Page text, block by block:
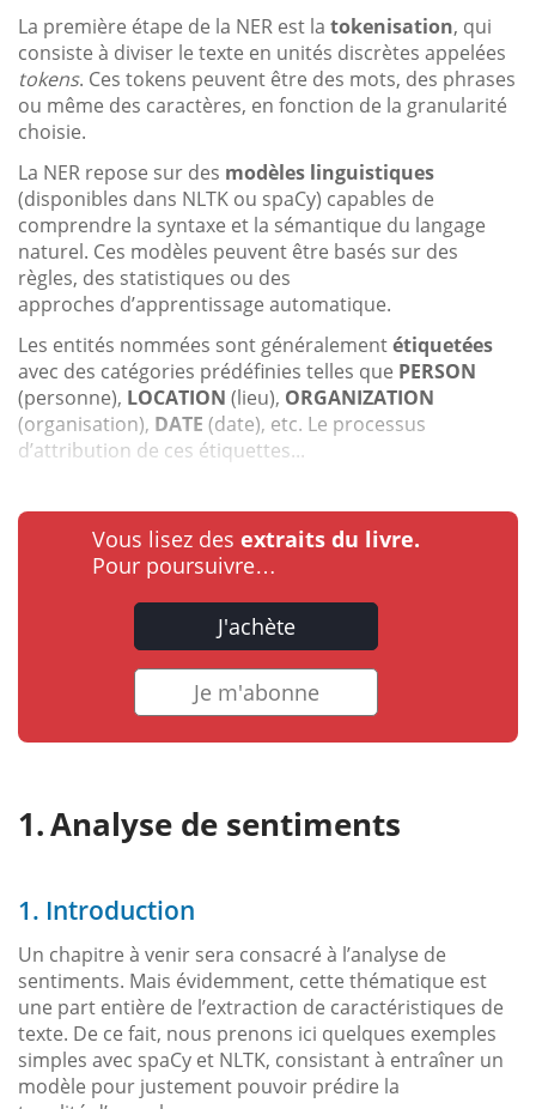
La première étape de la NER est la tokenisation, qui
consiste à diviser le texte en unités discrètes appelées
tokens. Ces tokens peuvent être des mots, des phrases
ou même des caractères, en fonction de la granularité
choisie.
La NER repose sur des modèles linguistiques
(disponibles dans NLTK ou spaCy) capables de
comprendre la syntaxe et la sémantique du langage
naturel. Ces modèles peuvent être basés sur des
règles, des statistiques ou des
approches d’apprentissage automatique.
Les entités nommées sont généralementétiquetées
avec des catégories prédéfinies telles que PERSON
(personne), LOCATION (lieu), ORGANIZATION
(organisation), DATE (date), etc. Le processus
d’attribution de ces étiquettes...
Vous lisez des extraits du livre.
Pour poursuivre…
J'achète
Je m'abonne
Analyse de sentiments
1. Introduction
Un chapitre à venir sera consacré à l’analyse de
sentiments. Mais évidemment, cette thématique est
une part entière de l’extraction de caractéristiques de
texte. De ce fait, nous prenons ici quelques exemples
simples avec spaCy et NLTK, consistant à entraîner un
modèle pour justement pouvoir prédire la